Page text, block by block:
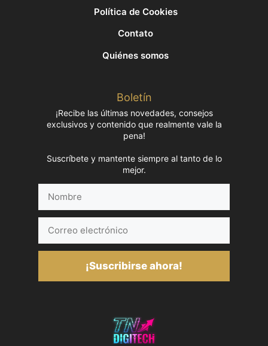
Política de Cookies
Contato
Quiénes somos
Boletín
¡Recibe las últimas novedades, consejos
exclusivos y contenido que realmente vale la
pena!
Suscríbete y mantente siempre al tanto de lo
mejor.
electrónico
¡Suscribirse ahora!